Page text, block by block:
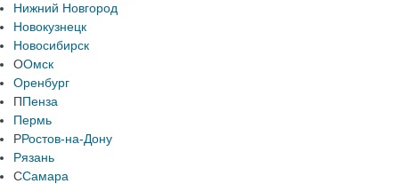
Нижний Новгород
Новокузнецк
Новосибирск
ООмск
Оренбург
ППенза
Пермь
РРостов-на-Дону
Рязань
ССамара